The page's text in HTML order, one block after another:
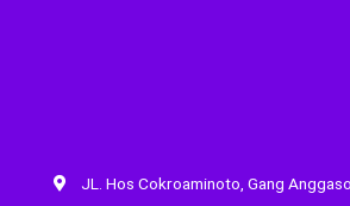
JL. Hos Cokroaminoto, Gang